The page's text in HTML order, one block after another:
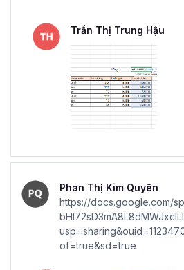
Trần Thị Trung Hậu
Phan Thị Kim Quyên
https://docs.google.com/
of=true&sd=true